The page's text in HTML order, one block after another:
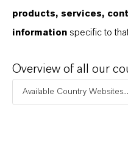
Preis für
Azubi
(RTF, 7 KB)
Preis für
Azubi (PDF,
products, services,
information specific to
Overview of all our
Available Country Websites...